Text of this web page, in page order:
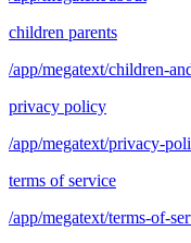
children parents
/app/megatext/children-
privacy policy
/app/megatext/privacy-
terms of service
/app/megatext/terms-of-